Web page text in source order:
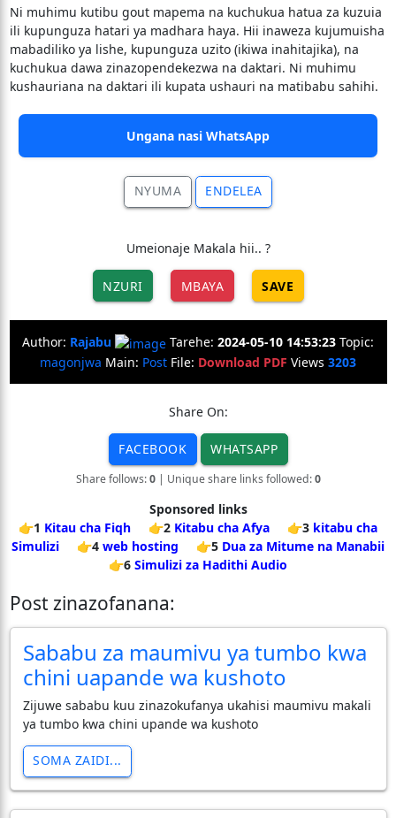
Ni muhimu kutibu gout mapema na kuchukua hatua za kuzuia
ili kupunguza hatari ya madhara haya. Hii inaweza kujumuisha
mabadiliko ya lishe, kupunguza uzito (ikiwa inahitajika), na
kuchukua dawa zinazopendekezwa na daktari. Ni muhimu
kushauriana na daktari ili kupata ushauri na matibabu sahihi.
Ungana nasi WhatsApp
NYUMA ENDELEA
Umeionaje Makala hii.. ?
NZURI MBAYA SAVE
Author: Rajabu Tarehe: 2024-05-10 14:53:23 Topic:
magonjwa Main: Post File: Download PDF Views 3203
Share On:
FACEBOOK WHATSAPP
Share follows:0| Unique share links followed:0
Sponsored links
👉1 Kitau cha Fiqh 👉2 Kitabu cha Afya 👉3 kitabu cha
Simulizi
👉4 web hosting 👉5 Dua za Mitume na Manabii
👉6 Simulizi za Hadithi Audio
Post zinazofanana:
Sababu za maumivu ya tumbo kwa
chini uapande wa kushoto
Zijuwe sababu kuu zinazokufanya ukahisi maumivu makali
ya tumbo kwa chini upande wa kushoto
SOMA ZAIDI...